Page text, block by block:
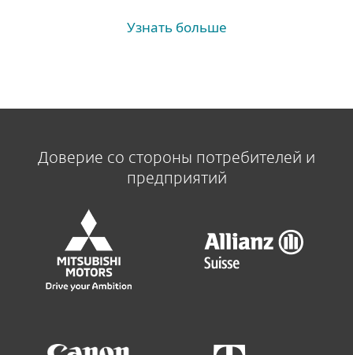
Узнать больше
Доверие со стороны потребителей и
предприятий